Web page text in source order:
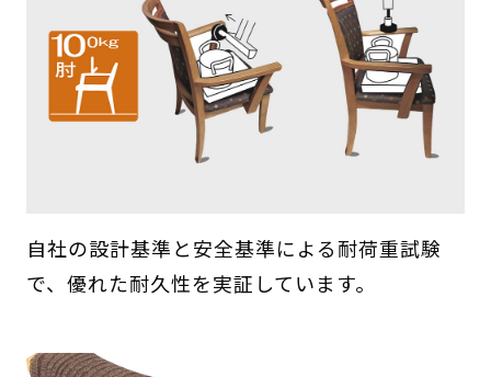
自社の設計基準と安全基準による耐荷重試験
で、優れた耐久性を実証しています。